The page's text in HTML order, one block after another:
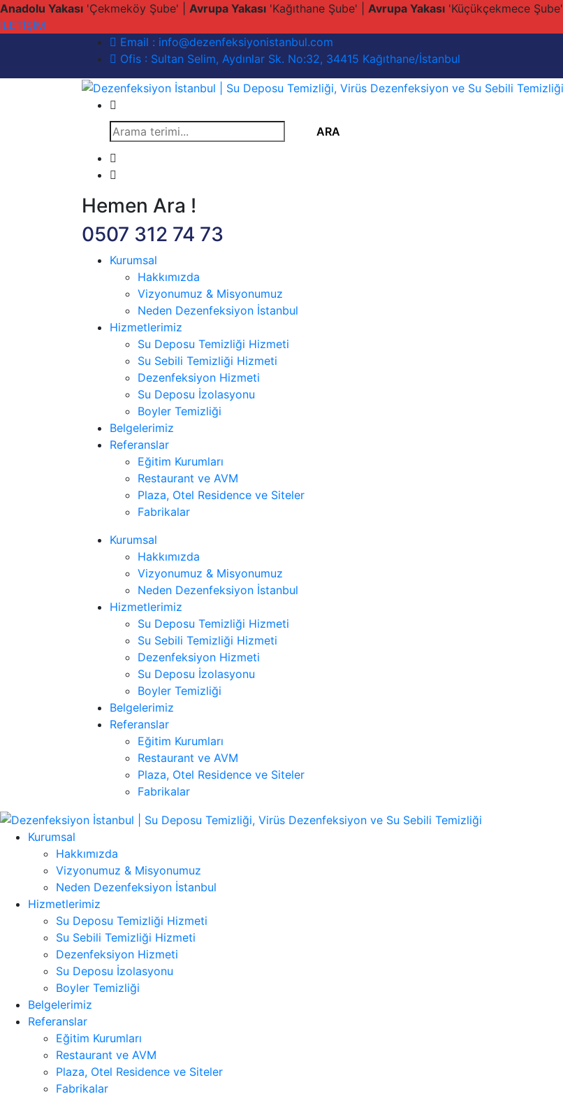
Anadolu Yakası 'Çekmeköy Şube' | Avrupa Yakası 'Kağıthane Şube' | Avrupa Yakası 'Küçükçekmece Şube'
İLETİŞİM
Email : info@dezenfeksiyonistanbul.com
Ofis : Sultan Selim, Aydınlar Sk. No:32, 34415 Kağıthane/İstanbul
Hemen Ara !
0507 312 74 73
Kurumsal
Hakkımızda
Vizyonumuz & Misyonumuz
Neden Dezenfeksiyon İstanbul
Hizmetlerimiz
Su Deposu Temizliği Hizmeti
Su Sebili Temizliği Hizmeti
Dezenfeksiyon Hizmeti
Su Deposu İzolasyonu
Boyler Temizliği
Belgelerimiz
Referanslar
Eğitim Kurumları
Restaurant ve AVM
Plaza, Otel Residence ve Siteler
Fabrikalar
Kurumsal
Hakkımızda
Vizyonumuz & Misyonumuz
Neden Dezenfeksiyon İstanbul
Hizmetlerimiz
Su Deposu Temizliği Hizmeti
Su Sebili Temizliği Hizmeti
Dezenfeksiyon Hizmeti
Su Deposu İzolasyonu
Boyler Temizliği
Belgelerimiz
Referanslar
Eğitim Kurumları
Restaurant ve AVM
Plaza, Otel Residence ve Siteler
Fabrikalar
Kurumsal
Hakkımızda
Vizyonumuz & Misyonumuz
Neden Dezenfeksiyon İstanbul
Hizmetlerimiz
Su Deposu Temizliği Hizmeti
Su Sebili Temizliği Hizmeti
Dezenfeksiyon Hizmeti
Su Deposu İzolasyonu
Boyler Temizliği
Belgelerimiz
Referanslar
Eğitim Kurumları
Restaurant ve AVM
Plaza, Otel Residence ve Siteler
Fabrikalar